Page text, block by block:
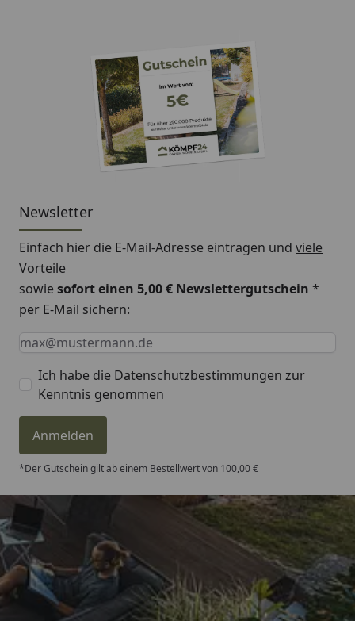
Newsletter
Einfach hier die E-Mail-Adresse eintragen und viele
Vorteile
sowiesofort einen 5,00 € Newslettergutschein *
per E-Mail sichern:
Keine Eingabe erforderlich
Eingabe erforderlich
E-Mail *
Ich habe die Datenschutzbestimmungen zur
Kenntnis genommen
Anmelden
*Der Gutschein gilt ab einem Bestellwert von 100,00 €
Trusted Shops
4,81/ 5